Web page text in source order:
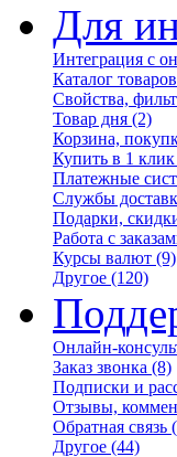
Для
Интеграция с
Каталог товаров
Свойства,
Товар дня (2)
Корзина,
Купить в 1 клик
Платежные
Службы
Подарки,
Работа с
Курсы валют (9)
Другое (120)
Онлайн-
Заказ звонка (8)
Подписки и
Отзывы,
Обратная связь
Другое (44)